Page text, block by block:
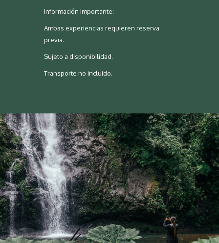
Información importante:
Ambas experiencias requieren reserva
previa.
Sujeto a disponibilidad.
Transporte no incluido.